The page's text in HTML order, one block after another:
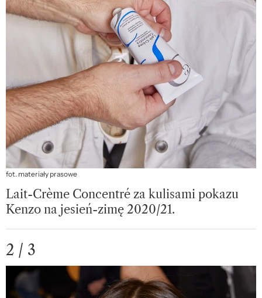
fot. materiały prasowe
Lait-Crème Concentré za kulisami pokazu
Kenzo na jesień-zimę 2020/21.
2 / 3